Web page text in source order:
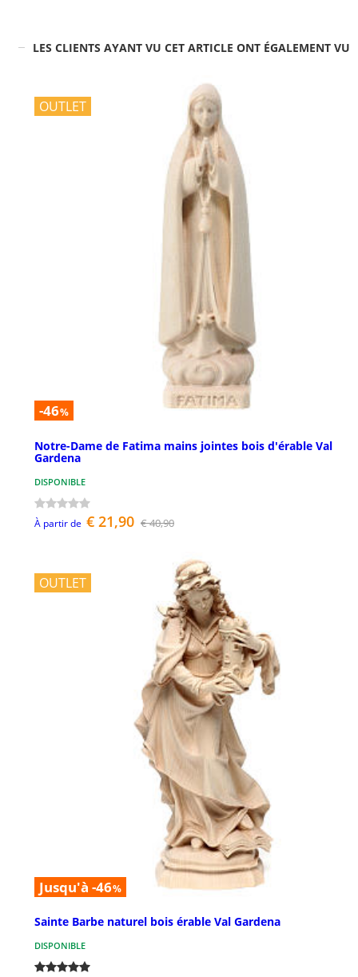
LES CLIENTS AYANT VU CET ARTICLE ONT ÉGALEMENT VU
OUTLET
-46%
Notre-Dame de Fatima mains jointes bois d'érable Val
Gardena
DISPONIBLE
À partir de € 21,90 € 40,90
OUTLET
Jusqu'à -46%
Sainte Barbe naturel bois érable Val Gardena
DISPONIBLE